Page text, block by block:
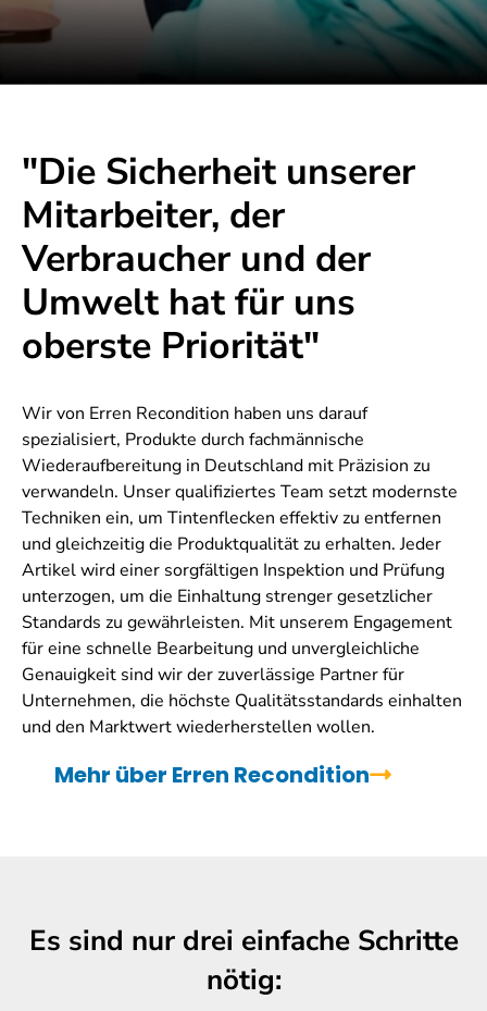
"Die Sicherheit unserer
Mitarbeiter, der
Verbraucher und der
Umwelt hat für uns
oberste Priorität"
Wir von Erren Recondition haben uns darauf
spezialisiert, Produkte durch fachmännische
Wiederaufbereitung in Deutschland mit Präzision zu
verwandeln. Unser qualifiziertes Team setzt modernste
Techniken ein, um Tintenflecken effektiv zu entfernen
und gleichzeitig die Produktqualität zu erhalten. Jeder
Artikel wird einer sorgfältigen Inspektion und Prüfung
unterzogen, um die Einhaltung strenger gesetzlicher
Standards zu gewährleisten. Mit unserem Engagement
für eine schnelle Bearbeitung und unvergleichliche
Genauigkeit sind wir der zuverlässige Partner für
Unternehmen, die höchste Qualitätsstandards einhalten
und den Marktwert wiederherstellen wollen.
Mehr über Erren Recondition
Es sind nur drei einfache Schritte
nötig: